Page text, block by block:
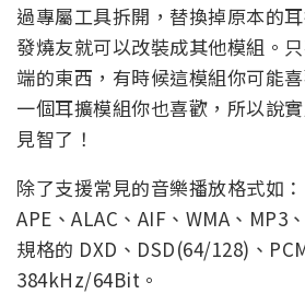
過專屬工具拆開，替換掉原本的
發燒友就可以改裝成其他模組。
端的東西，有時候這模組你可能
一個耳擴模組你也喜歡，所以說
見智了！
除了支援常見的音樂播放格式如：
APE、ALAC、AIF、WMA、MP3
規格的 DXD、DSD(64/128)、
384kHz/64Bit。